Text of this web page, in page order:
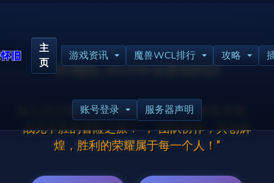
BD霜怒-2025年全新福利区
加入2025霜怒wlk80经典怀旧！"与好友并肩，
战无不胜的冒险之旅！"，"团队协作，共创辉
煌，胜利的荣耀属于每一个人！"
主
页
游戏资讯 魔兽WCL排行 攻略
账号登录 服务器声明